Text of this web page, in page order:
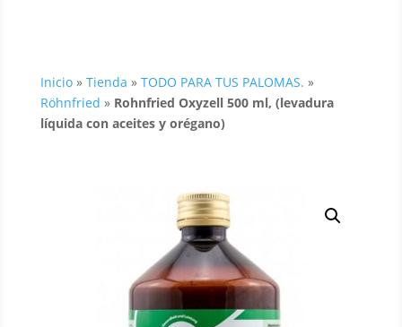
Inicio» Tienda » TODO PARA TUS PALOMAS. »
Röhnfried » Rohnfried Oxyzell 500 ml, (levadura
líquida con aceites y orégano)